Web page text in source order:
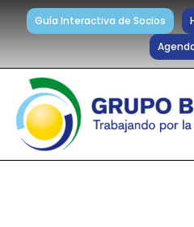
Guía Interactiva de Socios